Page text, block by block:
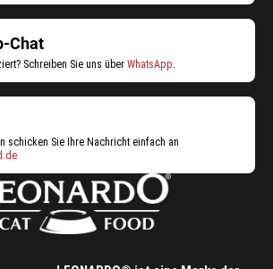
Chat
Schreiben Sie uns über WhatsApp.
schicken Sie Ihre Nachricht einfach an